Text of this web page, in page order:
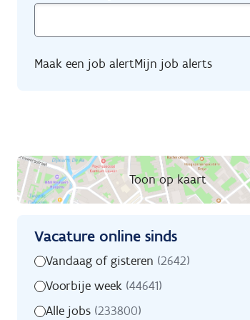
Maak een job alertMijn job alerts
Toon op kaart
Zoekfilters
Vacature online sinds
Vacature
sinds
Vandaag of gisteren (2642)
Voorbije week (44641)
Alle jobs (233800)